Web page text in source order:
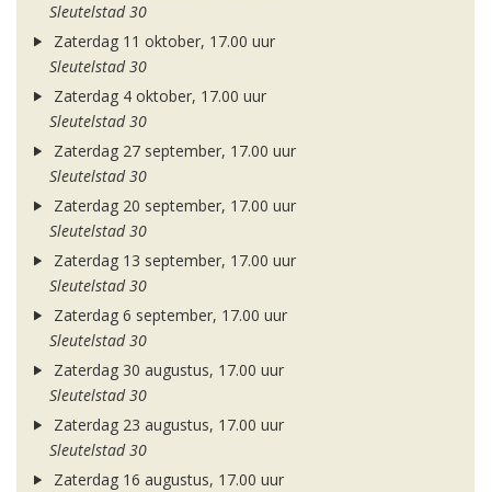
Sleutelstad 30
Zaterdag 11 oktober, 17.00 uur
Sleutelstad 30
Zaterdag 4 oktober, 17.00 uur
Sleutelstad 30
Zaterdag 27 september, 17.00 uur
Sleutelstad 30
Zaterdag 20 september, 17.00 uur
Sleutelstad 30
Zaterdag 13 september, 17.00 uur
Sleutelstad 30
Zaterdag 6 september, 17.00 uur
Sleutelstad 30
Zaterdag 30 augustus, 17.00 uur
Sleutelstad 30
Zaterdag 23 augustus, 17.00 uur
Sleutelstad 30
Zaterdag 16 augustus, 17.00 uur